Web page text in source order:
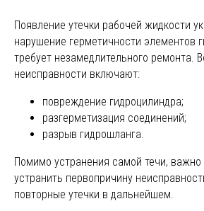
Появление утечки рабочей жидкости
нарушение герметичности элементов
требует незамедлительного ремонта.
неисправности включают:
повреждение гидроцилиндра;
разгерметизация соединений;
разрыв гидрошланга.
Помимо устранения самой течи, важно
устранить первопричину
повторные утечки в дальнейшем.